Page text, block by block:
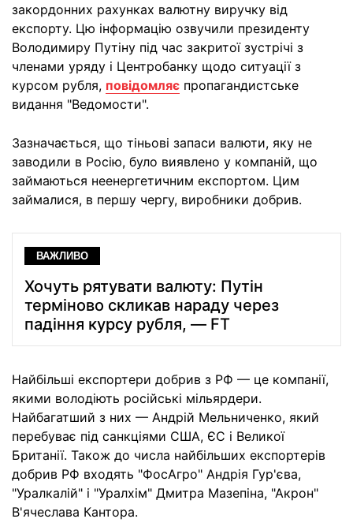
закордонних рахунках валютну виручку від
експорту. Цю інформацію озвучили президенту
Володимиру Путіну під час закритої зустрічі з
членами уряду і Центробанку щодо ситуації з
курсом рубля, повідомляє пропагандистське
видання "Ведомости".
Зазначається, що тіньові запаси валюти, яку не
заводили в Росію, було виявлено у компаній, що
займаються неенергетичним експортом. Цим
займалися, в першу чергу, виробники добрив.
ВАЖЛИВО
Хочуть рятувати валюту: Путін
терміново скликав нараду через
падіння курсу рубля, — FT
Найбільші експортери добрив з РФ — це компанії,
якими володіють російські мільярдери.
Найбагатший з них — Андрій Мельниченко, який
перебуває під санкціями США, ЄС і Великої
Британії. Також до числа найбільших експортерів
добрив РФ входять "ФосАгро" Андрія Гур'єва,
"Уралкалій" і "Уралхім" Дмитра Мазепіна, "Акрон"
В'ячеслава Кантора.